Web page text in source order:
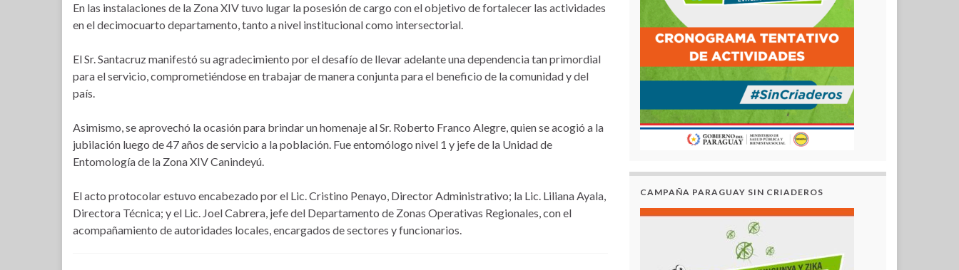
En las instalaciones de la Zona XIV tuvo lugar la posesión de cargo con el objetivo de fortalecer las actividades
en el decimocuarto departamento, tanto a nivel institucional como intersectorial.
El Sr. Santacruz manifestó su agradecimiento por el desafío de llevar adelante una dependencia tan primordial
para el servicio, comprometiéndose en trabajar de manera conjunta para el beneficio de la comunidad y del
país.
Asimismo, se aprovechó la ocasión para brindar un homenaje al Sr. Roberto Franco Alegre, quien se acogió a la
jubilación luego de 47 años de servicio a la población. Fue entomólogo nivel 1 y jefe de la Unidad de
Entomología de la Zona XIV Canindeyú.
El acto protocolar estuvo encabezado por el Lic. Cristino Penayo, Director Administrativo; la Lic. Liliana Ayala,
Directora Técnica; y el Lic. Joel Cabrera, jefe del Departamento de Zonas Operativas Regionales, con el
acompañamiento de autoridades locales, encargados de sectores y funcionarios.
CAMPAÑA PARAGUAY SIN CRIADEROS